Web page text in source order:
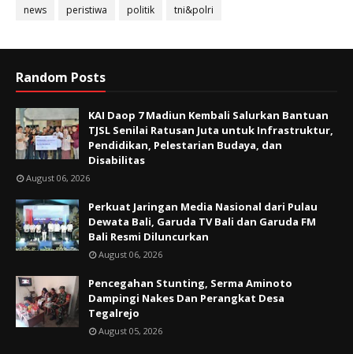
news
peristiwa politik tni&polri
Random Posts
KAI Daop 7 Madiun Kembali Salurkan Bantuan
TJSL Senilai Ratusan Juta untuk Infrastruktur,
Pendidikan, Pelestarian Budaya, dan
Disabilitas
August 06, 2026
Perkuat Jaringan Media Nasional dari Pulau
Dewata Bali, Garuda TV Bali dan Garuda FM
Bali Resmi Diluncurkan
August 06, 2026
Pencegahan Stunting, Serma Aminoto
Dampingi Nakes Dan Perangkat Desa
Tegalrejo
August 05, 2026